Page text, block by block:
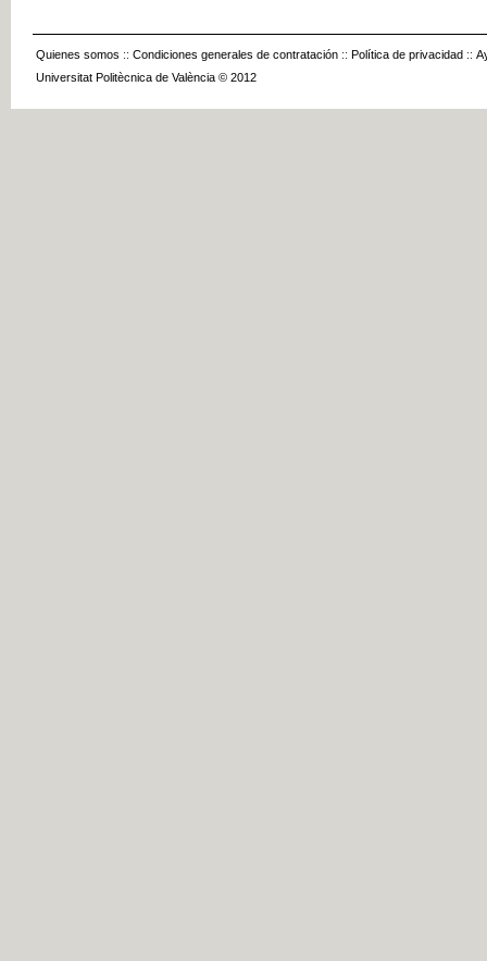
Quienes somos :: Condiciones generales de contratación :: Política de privacidad ::
Universitat Politècnica de València © 2012